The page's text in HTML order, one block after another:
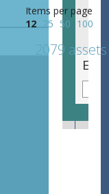
Items per page
12
25 50 100
2079 assets